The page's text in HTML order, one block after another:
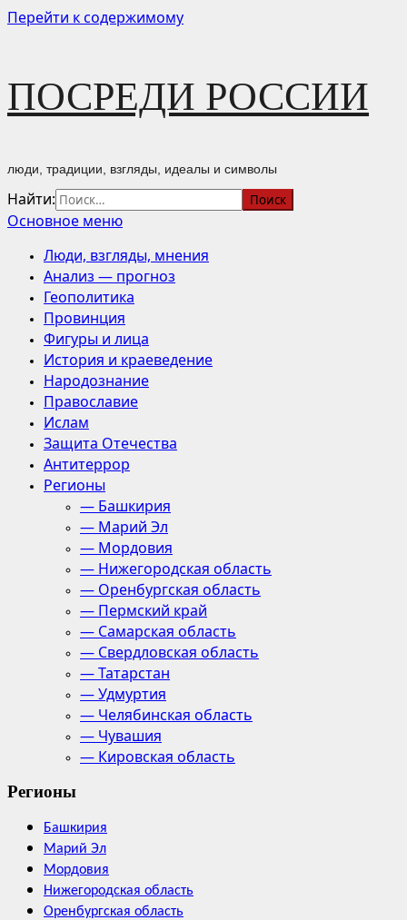
Перейти к содержимому
ПОСРЕДИ РОССИИ
люди, традиции, взгляды, идеалы и символы
Найти:
Основное меню
Люди, взгляды, мнения
Анализ — прогноз
Геополитика
Провинция
Фигуры и лица
История и краеведение
Народознание
Православие
Ислам
Защита Отечества
Антитеррор
Регионы
— Башкирия
— Марий Эл
— Мордовия
— Нижегородская область
— Оренбургская область
— Пермский край
— Самарская область
— Свердловская область
— Татарстан
— Удмуртия
— Челябинская область
— Чувашия
— Кировская область
Регионы
Башкирия
Марий Эл
Мордовия
Нижегородская область
Оренбургская область